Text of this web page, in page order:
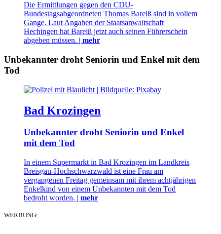
Die Ermittlungen gegen den CDU-
Bundestagsabgeordneten Thomas Bareiß sind in vollem
Gange. Laut Angaben der Staatsanwaltschaft
Hechingen hat Bareiß jetzt auch seinen Führerschein
abgeben müssen. | mehr
Unbekannter droht Seniorin und Enkel mit dem
Tod
Bad Krozingen
Unbekannter droht Seniorin und Enkel
mit dem Tod
In einem Supermarkt in Bad Krozingen im Landkreis
Breisgau-Hochschwarzwald ist eine Frau am
vergangenen Freitag gemeinsam mit ihrem achtjährigen
Enkelkind von einem Unbekannten mit dem Tod
bedroht worden. | mehr
WERBUNG: